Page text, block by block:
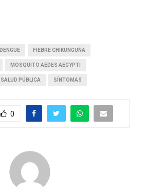
DENGUE FIEBRE CHIKUNGUÑA
MOSQUITO AEDES AEGYPTI
SALUD PÚBLICA SÍNTOMAS
0